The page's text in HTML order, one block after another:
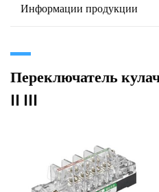
Информации продукции
Переключатель
II III